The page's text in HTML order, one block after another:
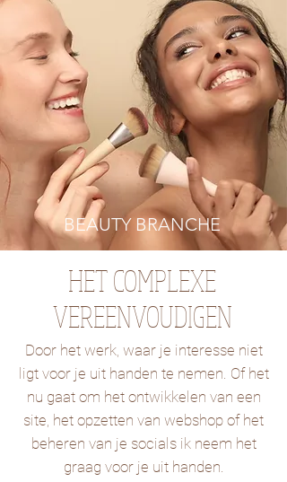
BEAUTY BRANCHE
HET COMPLEXE
VEREENVOUDIGEN
Door het werk, waar je interesse niet
ligt voor je uit handen te nemen. Of het
nu gaat om het ontwikkelen van een
site, het opzetten van webshop of het
beheren van je socials ik neem het
graag voor je uit handen.